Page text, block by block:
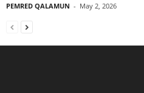
PEMRED QALAMUN - May 2, 2026